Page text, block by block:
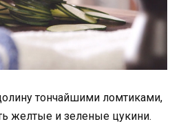
тончайшими ломтиками,
желтые и зеленые цукини.